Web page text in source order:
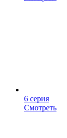
6 серия
Смотреть